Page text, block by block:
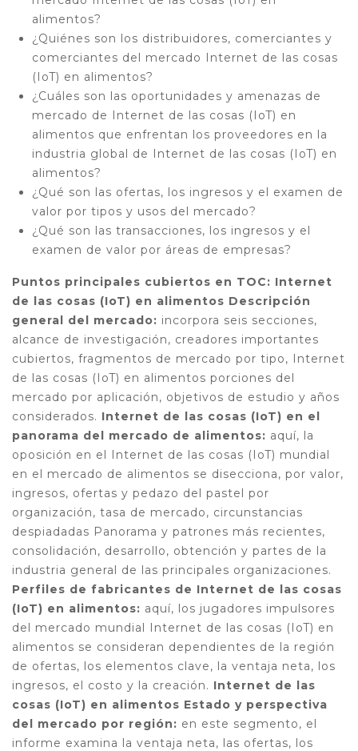
alimentos?
¿Quiénes son los distribuidores, comerciantes y
comerciantes del mercado Internet de las cosas
(IoT) en alimentos?
¿Cuáles son las oportunidades y amenazas de
mercado de Internet de las cosas (IoT) en
alimentos que enfrentan los proveedores en la
industria global de Internet de las cosas (IoT) en
alimentos?
¿Qué son las ofertas, los ingresos y el examen de
valor por tipos y usos del mercado?
¿Qué son las transacciones, los ingresos y el
examen de valor por áreas de empresas?
Puntos principales cubiertos en TOC: Internet
de las cosas (IoT) en alimentos Descripción
general del mercado: incorpora seis secciones,
alcance de investigación, creadores importantes
cubiertos, fragmentos de mercado por tipo, Internet
de las cosas (IoT) en alimentos porciones del
mercado por aplicación, objetivos de estudio y años
considerados. Internet de las cosas (IoT) en el
panorama del mercado de alimentos: aquí, la
oposición en el Internet de las cosas (IoT) mundial
en el mercado de alimentos se disecciona, por valor,
ingresos, ofertas y pedazo del pastel por
organización, tasa de mercado, circunstancias
despiadadas Panorama y patrones más recientes,
consolidación, desarrollo, obtención y partes de la
industria general de las principales organizaciones.
Perfiles de fabricantes de Internet de las cosas
(IoT) en alimentos: aquí, los jugadores impulsores
del mercado mundial Internet de las cosas (IoT) en
alimentos se consideran dependientes de la región
de ofertas, los elementos clave, la ventaja neta, los
ingresos, el costo y la creación. Internet de las
cosas (IoT) en alimentos Estado y perspectiva
del mercado por región: en este segmento, el
informe examina la ventaja neta, las ofertas, los